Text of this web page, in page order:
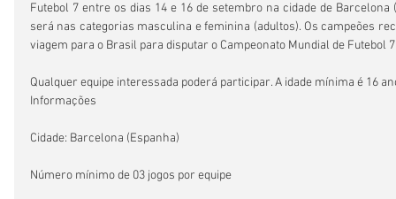
Futebol 7 entre os dias 14 e 16 de setembro na cidade de Barcelona
será nas categorias masculina e feminina (adultos). Os campeões
viagem para o Brasil para disputar o Campeonato Mundial de Futebol
Qualquer equipe interessada poderá participar. A idade mínima é 16
Informações
Cidade: Barcelona (Espanha)
Número mínimo de 03 jogos por equipe